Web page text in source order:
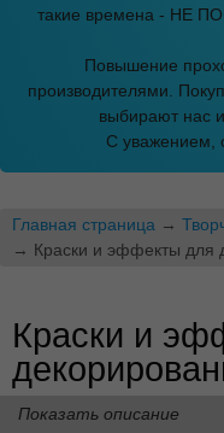
такие времена - НЕ
Повышение
производителями.
выбирают нас
С уважением,
Главная страница →
→ Краски и эффекты для
Краски и
Показать описание